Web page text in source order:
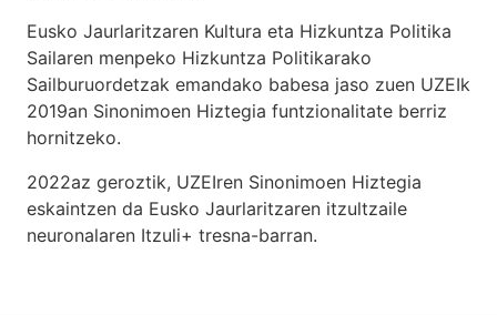
Eusko Jaurlaritzaren Kultura eta Hizkuntza Politika
Sailaren menpeko Hizkuntza Politikarako
Sailburuordetzak emandako babesa jaso zuen UZEIk
2019an Sinonimoen Hiztegia funtzionalitate berriz
hornitzeko.
2022az geroztik, UZEIren Sinonimoen Hiztegia
eskaintzen da Eusko Jaurlaritzaren itzultzaile
neuronalaren Itzuli+ tresna-barran.